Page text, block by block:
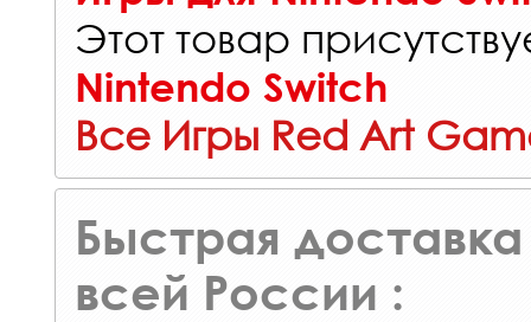
Этот товар
Nintendo Switch
Все Игры Red Art
Быстрая доставка
всей России :